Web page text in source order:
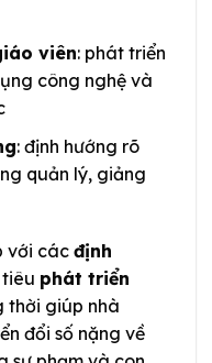
viên: phát triển
công nghệ và
: định hướng rõ
quản lý, giảng
với các định
phát triển
thời giúp nhà
đổi số nặng về